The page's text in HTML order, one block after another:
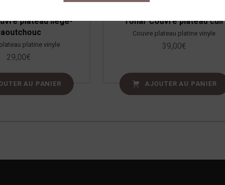
plateau liège-
platine vinyle
29,00€
AU PANIER
Tonar Couvre plateau cuir
Couvre plateau platine vinyle
39,00€
AJOUTER AU PANIER